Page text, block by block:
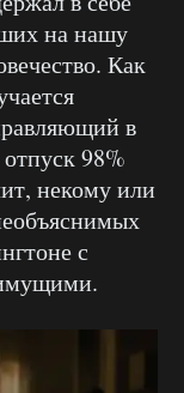
на нашу
Как
в
98%
некому или
с